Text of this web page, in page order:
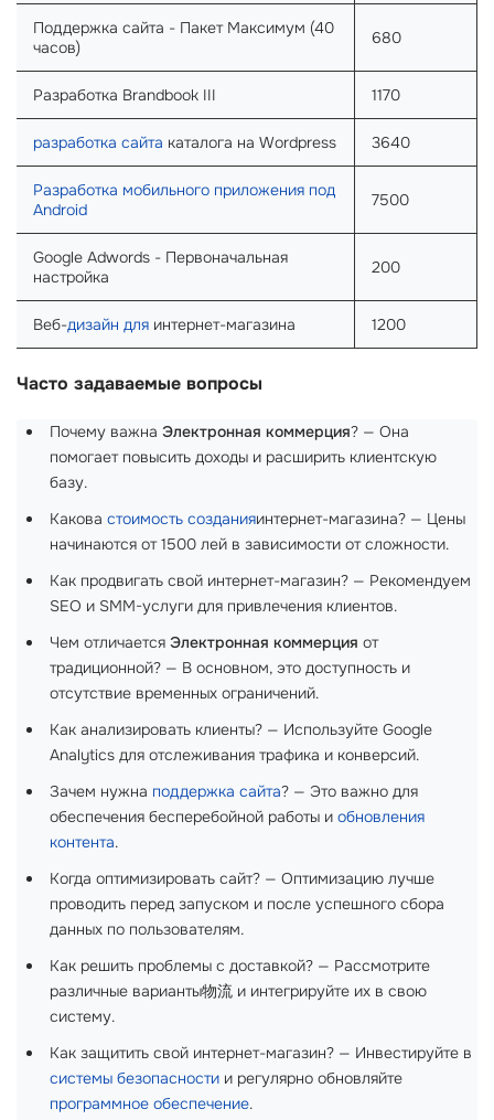
Поддержка сайта - Пакет Максимум (40
часов)
680
Разработка Brandbook III 1170
разработка сайта каталога на Wordpress 3640
Разработка мобильного приложения под
Android
7500
Google Adwords - Первоначальная
настройка
200
Веб-дизайн для интернет-магазина 1200
Часто задаваемые вопросы
Почему важна Электронная коммерция? — Она
помогает повысить доходы и расширить клиентскую
базу.
Какова стоимость созданияинтернет-магазина? — Цены
начинаются от 1500 лей в зависимости от сложности.
Как продвигать свой интернет-магазин? — Рекомендуем
SEO и SMM-услуги для привлечения клиентов.
Чем отличается Электронная коммерция от
традиционной? — В основном, это доступность и
отсутствие временных ограничений.
Как анализировать клиенты? — Используйте Google
Analytics для отслеживания трафика и конверсий.
Зачем нужна поддержка сайта? — Это важно для
обеспечения бесперебойной работы и обновления
контента.
Когда оптимизировать сайт? — Оптимизацию лучше
проводить перед запуском и после успешного сбора
данных по пользователям.
Как решить проблемы с доставкой? — Рассмотрите
различные варианты物流 и интегрируйте их в свою
систему.
Как защитить свой интернет-магазин? — Инвестируйте в
системы безопасности и регулярно обновляйте
программное обеспечение.